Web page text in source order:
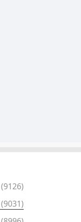
댓
(9126)
댓
글
(9031)